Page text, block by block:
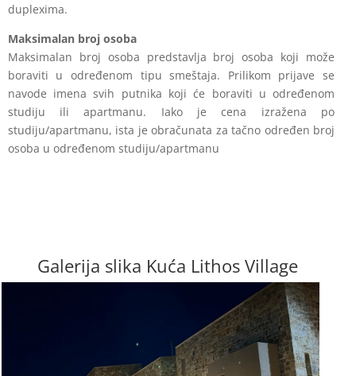
duplexima.
Maksimalan broj osoba
Maksimalan broj osoba predstavlja broj osoba koji može
boraviti u određenom tipusmeštaja. Prilikom prijave se
navode imena svih putnika koji će boraviti u određenom
studiju ili apartmanu. Iako je cena izražena po
studiju/apartmanu, ista je obračunata zatačno određen broj
osoba u određenom studiju/apartmanu
Galerija slika Kuća Lithos Village